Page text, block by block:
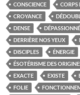
CONSCIENCE
CORPS
CROYANCE
DENSE
DÉPASSIONNÉ
DERRIÈRE NOS YEUX
DISCIPLES
ÉNERGIE
ÉSOTÉRISME DES
EXACTE
EXISTE
FOLIE